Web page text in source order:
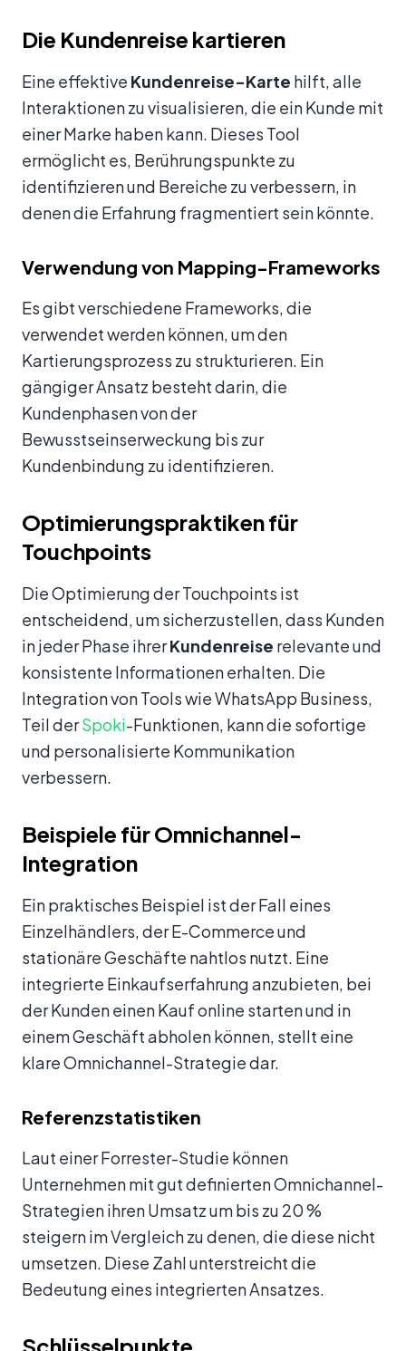
Die Kundenreise kartieren
Eine effektive Kundenreise-Karte hilft, alle
Interaktionen zu visualisieren, die ein Kunde mit
einer Marke haben kann. Dieses Tool
ermöglicht es, Berührungspunkte zu
identifizieren und Bereiche zu verbessern, in
denen die Erfahrung fragmentiert sein könnte.
Verwendung von Mapping-Frameworks
Es gibt verschiedene Frameworks, die
verwendet werden können, um den
Kartierungsprozess zu strukturieren. Ein
gängiger Ansatz besteht darin, die
Kundenphasen von der
Bewusstseinserweckung bis zur
Kundenbindung zu identifizieren.
Optimierungspraktiken für
Touchpoints
Die Optimierung der Touchpoints ist
entscheidend, um sicherzustellen, dass Kunden
in jeder Phase ihrerKundenreise relevante und
konsistente Informationen erhalten. Die
Integration von Tools wie WhatsApp Business,
Teil derSpoki-Funktionen, kann die sofortige
und personalisierte Kommunikation
verbessern.
Beispiele für Omnichannel-
Integration
Ein praktisches Beispiel ist der Fall eines
Einzelhändlers, der E-Commerce und
stationäre Geschäfte nahtlos nutzt. Eine
integrierte Einkaufserfahrung anzubieten, bei
der Kunden einen Kauf online starten und in
einem Geschäft abholen können, stellt eine
klare Omnichannel-Strategie dar.
Referenzstatistiken
Laut einer Forrester-Studie können
Unternehmen mit gut definierten Omnichannel-
Strategien ihren Umsatz um bis zu 20 %
steigern im Vergleich zu denen, die diese nicht
umsetzen. Diese Zahl unterstreicht die
Bedeutung eines integrierten Ansatzes.
Schlüsselpunkte